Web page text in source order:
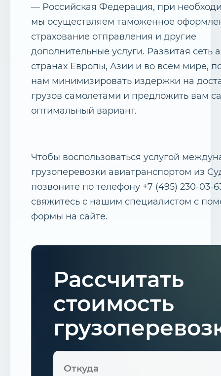
— Российская Федерация, при
мы осуществляем таможенное
страхование отправления и другие
дополнительные услуги. Развитая сеть
странах Европы, Азии и во всем мире,
нам минимизировать издержки на
грузов самолетами и предложить вам
оптимальный вариант.
Чтобы воспользоваться услугой
грузоперевозки авиатранспортом из
позвоните по телефону +7 (495) 230-03-
свяжитесь с нашим специалистом с
формы на сайте.
Рассчитать
стоимость